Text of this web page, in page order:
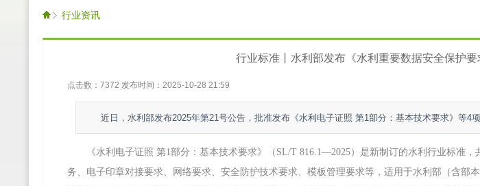
行业资讯
行业标准丨水利部发布《水利重要数据安全保护
点击数：7372 发布时间：2025-10-28 21:59
近日，水利部发布2025年第21号公告，批准发布《水利电子证照 第1部分：基本技术要求》等4
《水利电子证照 第1部分：基本技术要求》（SL/T 816.1—2025）是新制订的水利行业标准
务、电子印章对接要求、网络要求、安全防护技术要求、模板管理要求等，适用于水利部（含部